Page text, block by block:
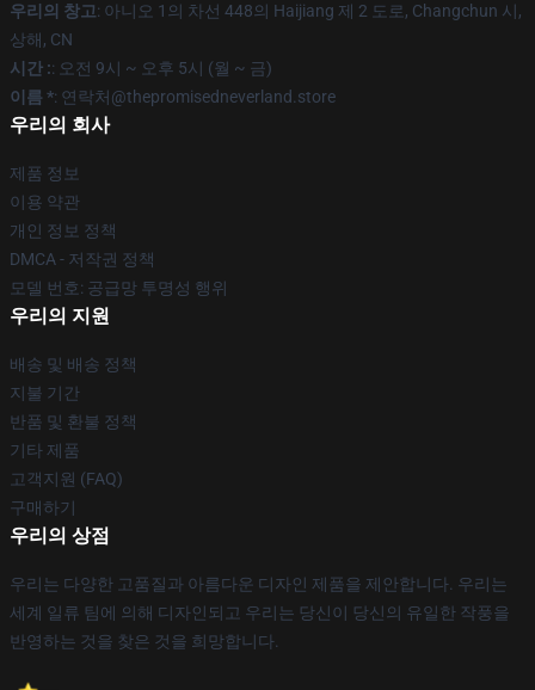
우리의 창고: 아니오 1의 차선 448의 Haijiang 제 2 도로, Changchun 시,
상해, CN
시간 :: 오전 9시 ~ 오후 5시 (월 ~ 금)
이름 *: 연락처@thepromisedneverland.store
우리의 회사
제품 정보
이용 약관
개인 정보 정책
DMCA - 저작권 정책
모델 번호: 공급망 투명성 행위
우리의 지원
배송 및 배송 정책
지불 기간
반품 및 환불 정책
기타 제품
고객지원 (FAQ)
구매하기
우리의 상점
우리는 다양한 고품질과 아름다운 디자인 제품을 제안합니다. 우리는
세계 일류 팀에 의해 디자인되고 우리는 당신이 당신의 유일한 작풍을
반영하는 것을 찾은 것을 희망합니다.